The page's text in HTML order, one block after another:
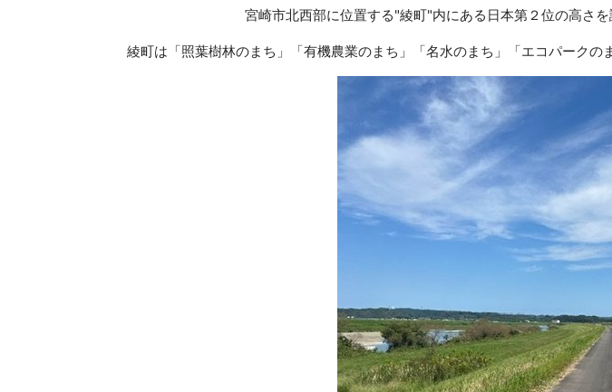
宮崎市北西部に位置する"綾町"内にある日本第２位の高さ
綾町は「照葉樹林のまち」「有機農業のまち」「名水のまち」「エコパーク